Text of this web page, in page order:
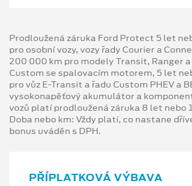
Prodloužená záruka Ford Protect 5 let
pro osobní vozy, vozy řady Courier a
200 000 km pro modely Transit, Ranger a
Custom se spalovacím motorem, 5 let
pro vůz E-Transit a řadu Custom PHEV a
vysokonapěťový akumulátor a
vozů platí prodloužená záruka 8 let nebo
Doba nebo km: Vždy platí, co nastane
bonus uváděn s DPH.
PŘÍPLATKOVÁ VÝBAVA